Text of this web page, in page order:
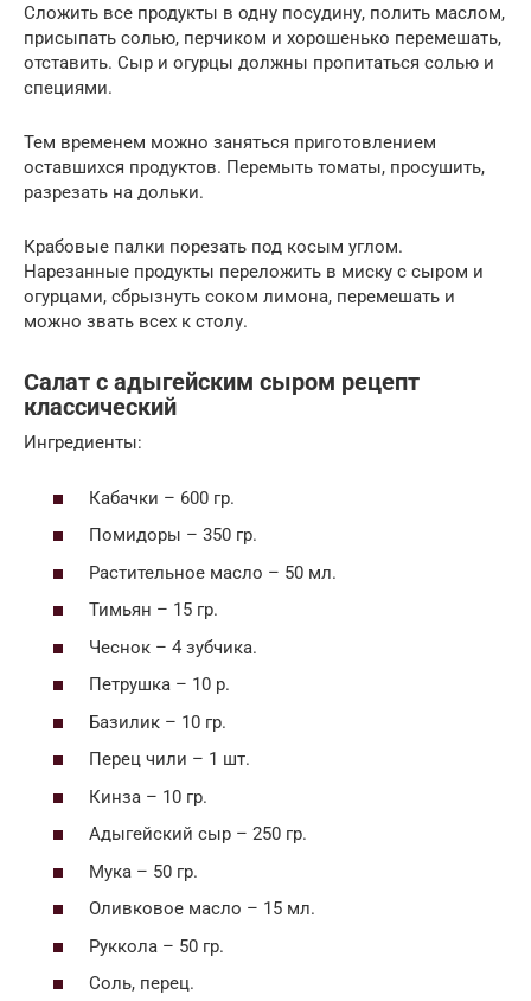
Сложить все продукты в одну посудину, полить маслом,
присыпать солью, перчиком и хорошенько перемешать,
отставить. Сыр и огурцы должны пропитаться солью и
специями.
Тем временем можно заняться приготовлением
оставшихся продуктов. Перемыть томаты, просушить,
разрезать на дольки.
Крабовые палки порезать под косым углом.
Нарезанные продукты переложить в миску с сыром и
огурцами, сбрызнуть соком лимона, перемешать и
можно звать всех к столу.
Салат с адыгейским сыром рецепт
классический
Ингредиенты:
Кабачки – 600 гр.
Помидоры – 350 гр.
Растительное масло – 50 мл.
Тимьян – 15 гр.
Чеснок – 4 зубчика.
Петрушка – 10 р.
Базилик – 10 гр.
Перец чили – 1 шт.
Кинза – 10 гр.
Адыгейский сыр – 250 гр.
Мука – 50 гр.
Оливковое масло – 15 мл.
Руккола – 50 гр.
Соль, перец.